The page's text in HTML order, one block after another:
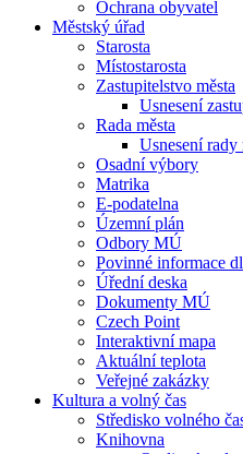
Ochrana obyvatel
Městský úřad
Starosta
Místostarosta
Zastupitelstvo města
Usnesení
Rada města
Usnesení rady
Osadní výbory
Matrika
E-podatelna
Územní plán
Odbory MÚ
Povinné informace
Úřední deska
Dokumenty MÚ
Czech Point
Interaktivní mapa
Aktuální teplota
Veřejné zakázky
Kultura a volný čas
Středisko volného
Knihovna